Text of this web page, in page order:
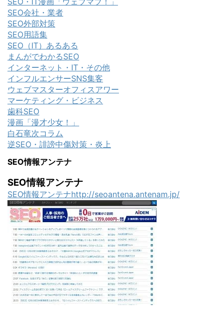
SEO会社・業者
SEO外部対策
SEO用語集
SEO（IT）あるある
まんがでわかるSEO
インターネット・IT・その他
インフルエンサーSNS集客
ウェブマスターオフィスアワー
マーケティング・ビジネス
歯科SEO
漫画「漫才少女！」
白石竜次コラム
逆SEO・誹謗中傷対策・炎上
SEO情報アンテナ
SEO情報アンテナ
SEO情報アンテナhttp://seoantena.antenam.jp/